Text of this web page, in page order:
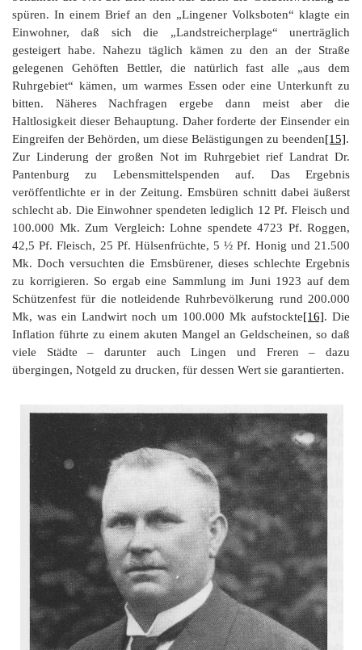
spüren. In einem Brief an den „Lingener Volksboten“ klagte ein
Einwohner, daß sich die „Landstreicherplage“ unerträglich
gesteigert habe. Nahezu täglich kämen zu den an der Straße
gelegenen Gehöften Bettler, die natürlich fast alle „aus dem
Ruhrgebiet“ kämen, um warmes Essen oder eine Unterkunft zu
bitten. Näheres Nachfragen ergebe dann meist aber die
Haltlosigkeit dieser Behauptung. Daher forderte der Einsender ein
Eingreifen der Behörden, um diese Belästigungen zu beenden[15].
Zur Linderung der großen Not im Ruhrgebiet rief Landrat Dr.
Pantenburg zu Lebensmittelspenden auf. Das Ergebnis
veröffentlichte er in der Zeitung. Emsbüren schnitt dabei äußerst
schlecht ab. Die Einwohner spendeten lediglich 12 Pf. Fleisch und
100.000 Mk. Zum Vergleich: Lohne spendete 4723 Pf. Roggen,
42,5 Pf. Fleisch, 25 Pf. Hülsenfrüchte, 5 ½ Pf. Honig und 21.500
Mk. Doch versuchten die Emsbürener, dieses schlechte Ergebnis
zu korrigieren. So ergab eine Sammlung im Juni 1923 auf dem
Schützenfest für die notleidende Ruhrbevölkerung rund 200.000
Mk, was ein Landwirt noch um 100.000 Mk aufstockte[16]. Die
Inflation führte zu einem akuten Mangel an Geldscheinen, so daß
viele Städte – darunter auch Lingen und Freren – dazu
übergingen, Notgeld zu drucken, für dessen Wert sie garantierten.